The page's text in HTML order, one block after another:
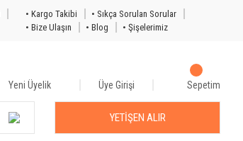
• Kargo Takibi
• Sıkça Sorulan Sorular
• Bize Ulaşın
• Blog
• Şişelerimiz
Yeni Üyelik Üye Girişi Sepetim
YETİŞEN ALIR